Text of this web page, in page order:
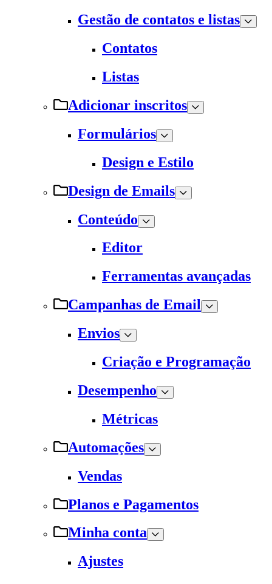
Gestão de contatos e listas
Contatos
Listas
Adicionar inscritos
Formulários
Design e Estilo
Design de Emails
Conteúdo
Editor
Ferramentas avançadas
Campanhas de Email
Envios
Criação e Programação
Desempenho
Métricas
Automações
Vendas
Planos e Pagamentos
Minha conta
Ajustes